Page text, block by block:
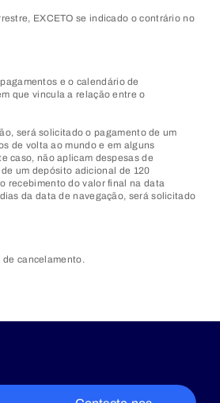
EXCETO se indicado o contrário no
e o calendário de
que vincula a relação entre o
será solicitado o pagamento de um
de volta ao mundo e em alguns
caso, não aplicam despesas de
um depósito adicional de 120
recebimento do valor final na data
da data de navegação, será solicitado
de cancelamento.​